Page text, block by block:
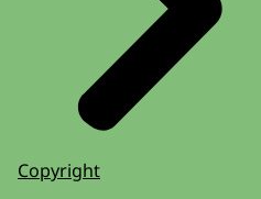
Copyright